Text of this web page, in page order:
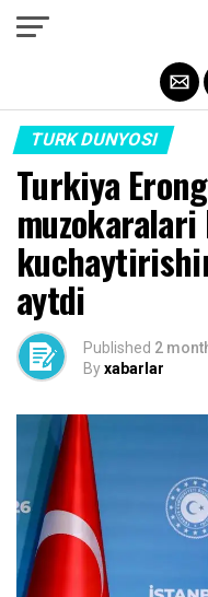
TURK DUNYOSI
Turkiya
aytdi
Published 2
Byxabarlar
Exit